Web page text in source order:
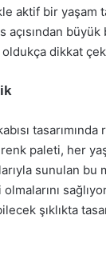
aktif bir yaşam
açısından
dikkat
paleti, her
sunulan bu
şıklıkta